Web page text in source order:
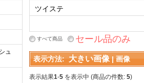
ュ
ツイステ
すべて商品 セール品のみ
表示方法: 大きい画像 | 画像
表示結果1-5 を表示中 (商品の件数: 5)